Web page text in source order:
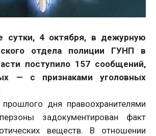
сутки, 4 октября, в дежурную
отдела полиции ГУНП в
поступило 157 сообщений,
— с признаками уголовных
дня правоохранителями
задокументирован факт
веществ. В отношении